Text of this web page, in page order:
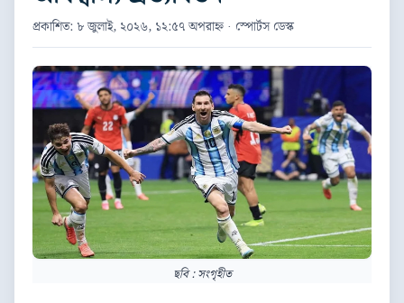
প্রকাশিত: ৮ জুলাই, ২০২৬, ১২:৫৭ অপরাহ্ন · স্পোর্টস ডেস্ক
ছবি : সংগৃহীত